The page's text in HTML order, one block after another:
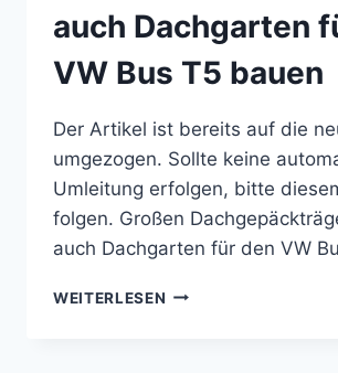
auch Dachgarten
VW Bus T5 bauen
Der Artikel ist bereits auf die
umgezogen. Sollte keine
Umleitung erfolgen, bitte
folgen. Großen
auch Dachgarten für den VW
WEITERLESEN GROSSEN D